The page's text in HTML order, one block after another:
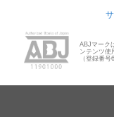
ABJマーク
ンテンツ使
（登録番号